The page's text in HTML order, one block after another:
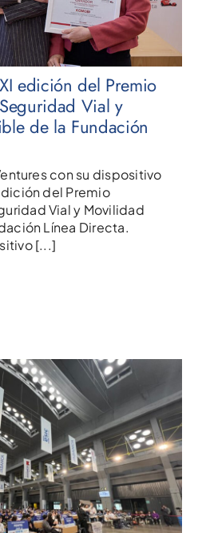
edición del Premio
Vial y
de la Fundación
con su dispositivo
del Premio
Vial y Movilidad
Línea Directa.
[...]